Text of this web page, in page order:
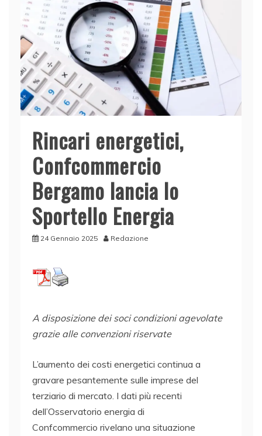
Rincari energetici,
Confcommercio
Bergamo lancia lo
Sportello Energia
24 Gennaio 2025 Redazione
A disposizione dei soci condizioni agevolate
grazie alle convenzioni riservate
L’aumento dei costi energetici continua a
gravare pesantemente sulle imprese del
terziario di mercato. I dati più recenti
dell’Osservatorio energia di
Confcommercio rivelano una situazione